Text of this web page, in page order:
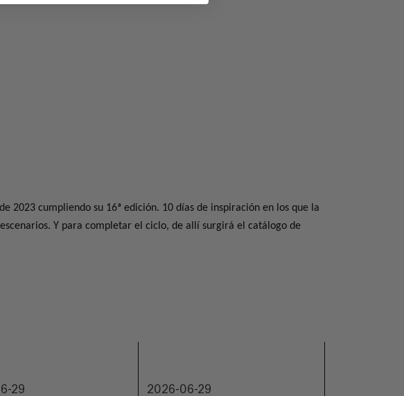
2023 cumpliendo su 16ª edición. 10 días de inspiración en los que la
Y para completar el ciclo, de allí surgirá el catálogo de
29 2026-06-29